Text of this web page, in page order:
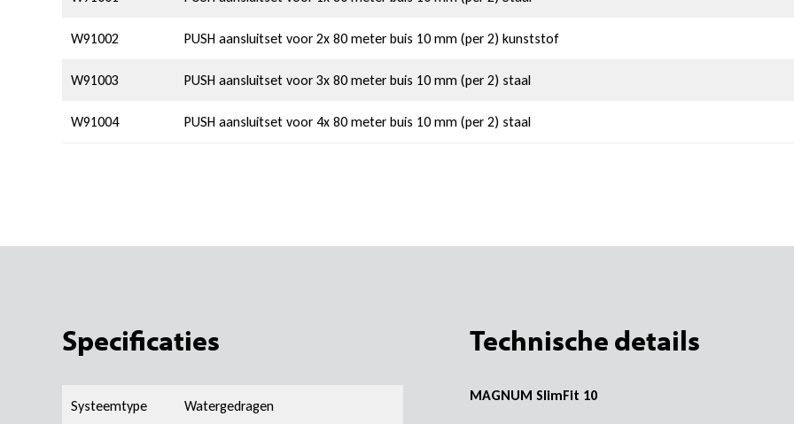
W91002 PUSH aansluitset voor 2x 80 meter buis 10 mm (per 2) kunststof
W91003 PUSH aansluitset voor 3x 80 meter buis 10 mm (per 2) staal
W91004 PUSH aansluitset voor 4x 80 meter buis 10 mm (per 2) staal
Specificaties
Systeemtype Watergedragen
Technische details
MAGNUM SlimFit 10